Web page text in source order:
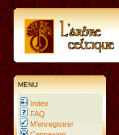
MENU
Index
FAQ
M’enregistrer